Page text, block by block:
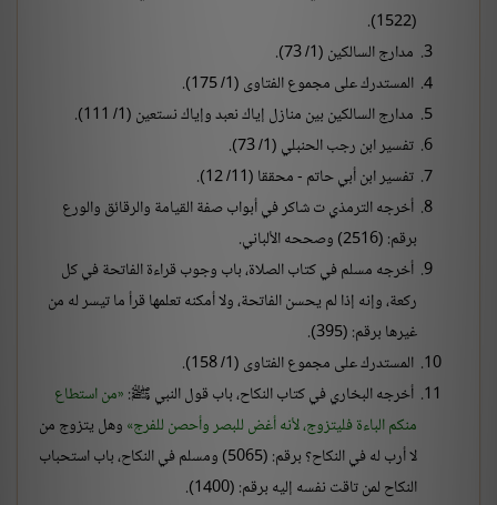
(1522).
مدارج السالكين (1/ 73).
المستدرك على مجموع الفتاوى (1/ 175).
مدارج السالكين بين منازل إياك نعبد وإياك نستعين (1/ 111).
تفسير ابن رجب الحنبلي (1/ 73).
تفسير ابن أبي حاتم - محققا (11/ 12).
أخرجه الترمذي ت شاكر في أبواب صفة القيامة والرقائق والورع
برقم: (2516) وصححه الألباني.
أخرجه مسلم في كتاب الصلاة، باب وجوب قراءة الفاتحة في كل
ركعة، وإنه إذا لم يحسن الفاتحة، ولا أمكنه تعلمها قرأ ما تيسر له من
غيرها برقم: (395).
المستدرك على مجموع الفتاوى (1/ 158).
أخرجه البخاري في كتاب النكاح، باب قول النبي ﷺ: من استطاع
منكم الباءة فليتزوج، لأنه أغض للبصر وأحصن للفرج وهل يتزوج من
لا أرب له في النكاح؟ برقم: (5065) ومسلم في النكاح، باب استحباب
النكاح لمن تاقت نفسه إليه برقم: (1400).